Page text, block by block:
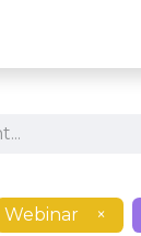
Webinar ×